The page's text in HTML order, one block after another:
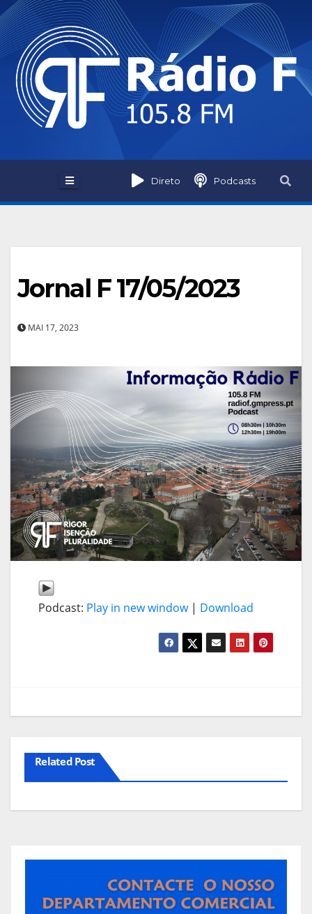
Skip
to
content
Direto Podcasts
Jornal F 17/05/2023
MAI 17, 2023
Podcast: Play in new window| Download
Related Post